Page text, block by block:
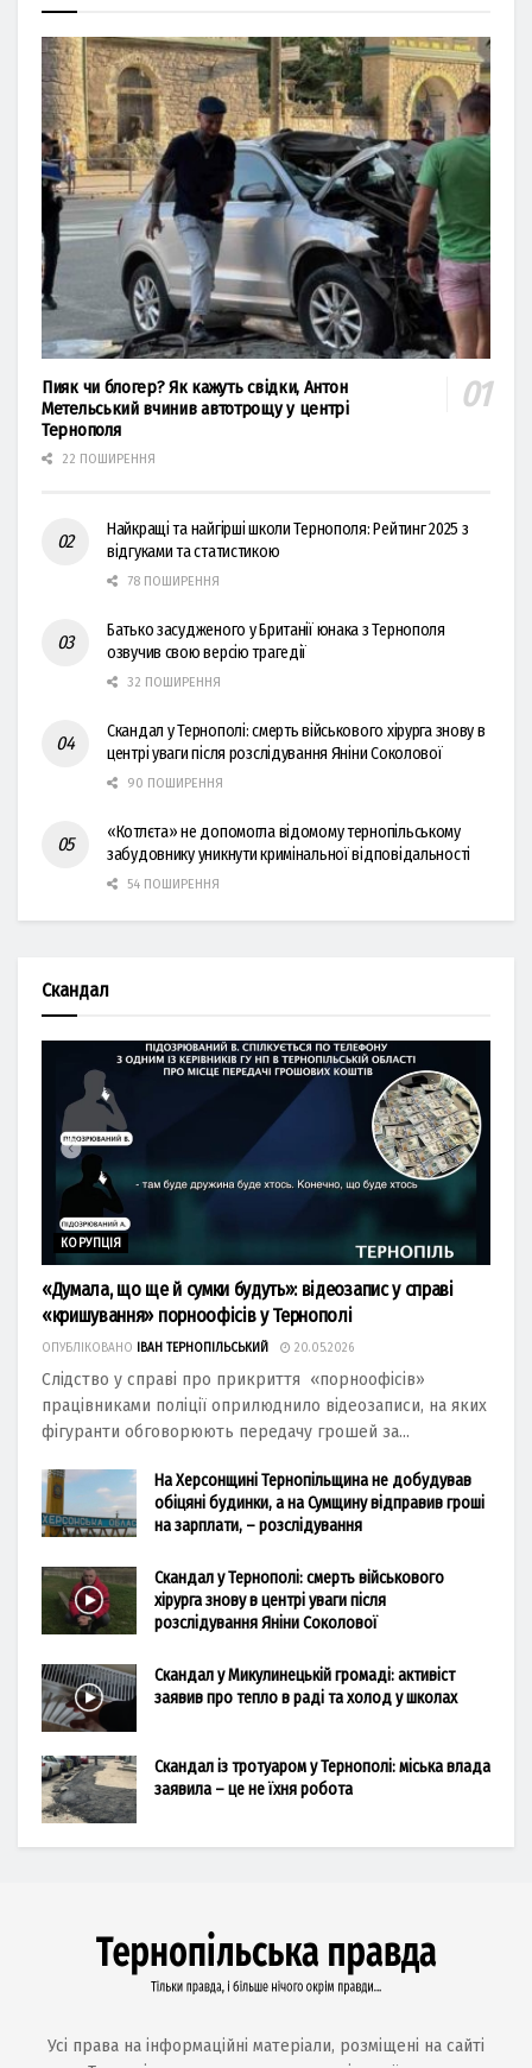
Пияк чи блогер? Як кажуть свідки, Антон
Метельський вчинив автотрощу у центрі
Тернополя
22 ПОШИРЕННЯ
Найкращі та найгірші школи Тернополя: Рейтинг 2025 з
відгуками та статистикою
78 ПОШИРЕННЯ
Батько засудженого у Британії юнака з Тернополя
озвучив свою версію трагедії
32 ПОШИРЕННЯ
Скандал у Тернополі: смерть військового хірурга знову в
центрі уваги після розслідування Яніни Соколової
90 ПОШИРЕННЯ
«Котлєта» не допомогла відомому тернопільському
забудовнику уникнути кримінальної відповідальності
54 ПОШИРЕННЯ
Скандал
КОРУПЦІЯ
«Думала, що ще й сумки будуть»: відеозапис у справі
«кришування» порноофісів у Тернополі
ОПУБЛІКОВАНО ІВАН ТЕРНОПІЛЬСЬКИЙ 20.05.2026
Слідство у справі про прикриття «порноофісів»
працівниками поліції оприлюднило відеозаписи, на яких
фігуранти обговорюють передачу грошей за...
На Херсонщині Тернопільщина не добудував
обіцяні будинки, а на Сумщину відправив гроші
на зарплати, – розслідування
Скандал у Тернополі: смерть військового
хірурга знову в центрі уваги після
розслідування Яніни Соколової
Скандал у Микулинецькій громаді: активіст
заявив про тепло в раді та холод у школах
Скандал із тротуаром у Тернополі: міська влада
заявила – це не їхня робота
Усі права на інформаційні матеріали, розміщені на сайті